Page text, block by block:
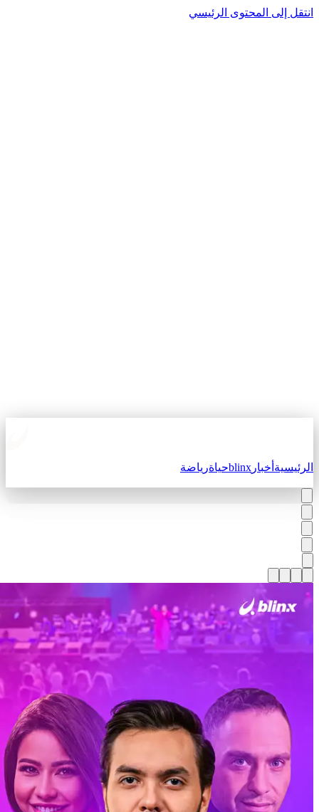
إلى المحتوى الرئيسي
أخبارblinxحياةرياضة